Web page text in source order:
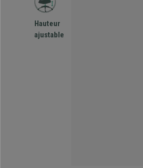
Hauteur
ajustable